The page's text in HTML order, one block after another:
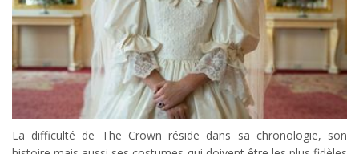
La difficulté de The Crown réside dans sa chronologie, son